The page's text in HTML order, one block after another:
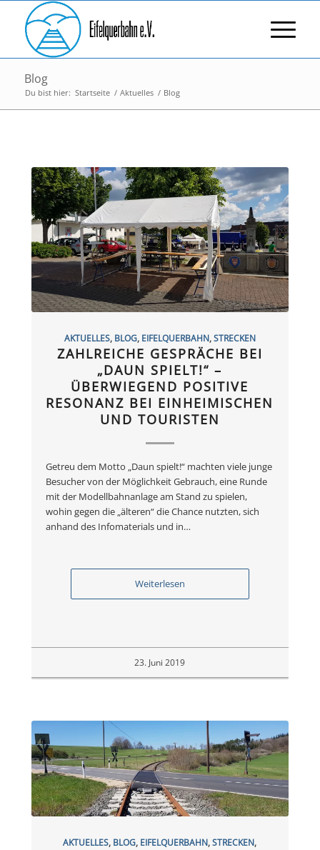
Blog
Du bist hier: Startseite / Aktuelles / Blog
AKTUELLES, BLOG, EIFELQUERBAHN,STRECKEN
ZAHLREICHE GESPRÄCHE BEI
„DAUN SPIELT!“ –
ÜBERWIEGEND POSITIVE
RESONANZ BEI EINHEIMISCHEN
UND TOURISTEN
Getreu dem Motto „Daun spielt!“ machten viele junge
Besucher von der Möglichkeit Gebrauch, eine Runde
mit der Modellbahnanlage am Stand zu spielen,
wohin gegen die „älteren“ die Chance nutzten, sich
anhand des Infomaterials und in…
Weiterlesen
23. Juni 2019
AKTUELLES, BLOG, EIFELQUERBAHN,STRECKEN,